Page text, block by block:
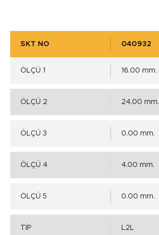
SKT NO 040932
ÖLÇÜ 1 16.00 mm.
ÖLÇÜ 2 24.00 mm.
ÖLÇÜ 3 0.00 mm.
ÖLÇÜ 4 4.00 mm.
ÖLÇÜ 5 0.00 mm.
TİP L2L